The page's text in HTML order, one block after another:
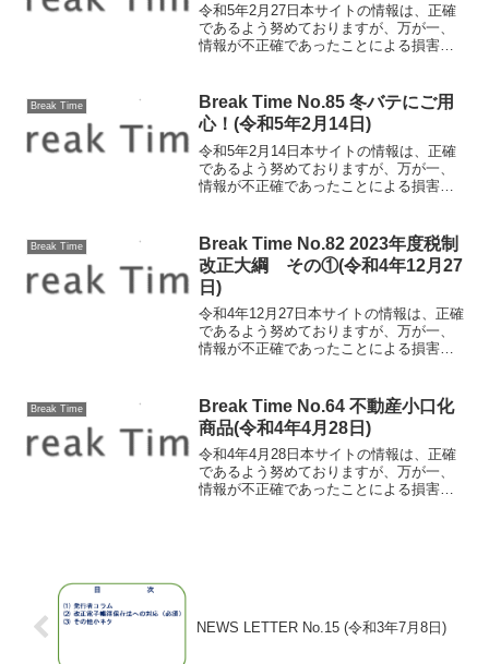
令和5年2月27日本サイトの情報は、正確
であるよう努めておりますが、万が一、
情報が不正確であったことによる損害に
所得倍増プラン」の実現に向け、資産運
用の傾向に変化が生じ...
Break Time
Break Time No.85 冬バテにご用
心！(令和5年2月14日)
令和5年2月14日本サイトの情報は、正確
であるよう努めておりますが、万が一、
情報が不正確であったことによる損害に
るいと感じる方はいらっしゃいません
か。その体の不調、冬バ...
Break Time
Break Time No.82 2023年度税制
改正大綱 その①(令和4年12月27
日)
令和4年12月27日本サイトの情報は、正確
であるよう努めておりますが、万が一、
情報が不正確であったことによる損害に
で今年も残り5日となりました。今年は皆
さんにとって良...
Break Time
Break Time No.64 不動産小口化
商品(令和4年4月28日)
令和4年4月28日本サイトの情報は、正確
であるよう努めておりますが、万が一、
情報が不正確であったことによる損害に
NEWS LETTER No.15 (令和3年7月8日)